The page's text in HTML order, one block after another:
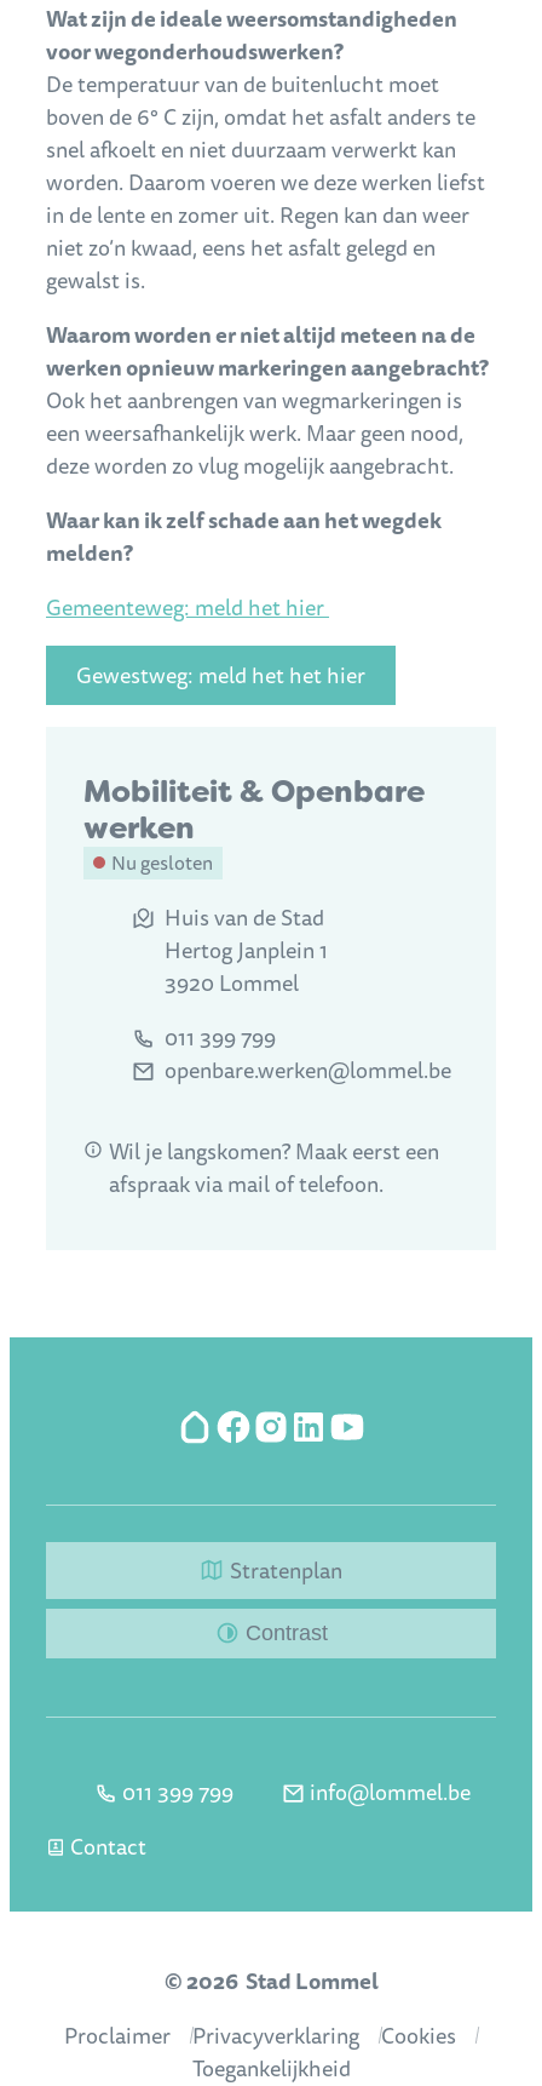
Wat zijn de ideale weersomstandigheden
voor wegonderhoudswerken?
De temperatuur van de buitenlucht moet
boven de 6° C zijn, omdat het asfalt anders te
snel afkoelt en niet duurzaam verwerkt kan
worden. Daarom voeren we deze werken liefst
in de lente en zomer uit. Regen kan dan weer
niet zo’n kwaad, eens het asfalt gelegd en
gewalst is.
Waarom worden er niet altijd meteen na de
werken opnieuw markeringen aangebracht?
Ook het aanbrengen van wegmarkeringen is
een weersafhankelijk werk. Maar geen nood,
deze worden zo vlug mogelijk aangebracht.
Waar kan ik zelf schade aan het wegdek
melden?
Gemeenteweg: meld het hier
Gewestweg: meld het het hier
Contact
Mobiliteit & Openbare
werken
Nu gesloten
Adres
Huis van de Stad
Hertog Janplein 1
,3920 Lommel
011 399 799
E-mail openbare.werken@lommel.be
Wil je langskomen? Maak eerst een
afspraak via mail of telefoon.
HoplrFacebook
Instagram
LinkedIn
YouTube
Stratenplan
Contrast
011 399 799
E-mail info@lommel.be
Contact
© 2026 Stad Lommel
Proclaimer
Privacyverklaring
Cookies
Toegankelijkheid